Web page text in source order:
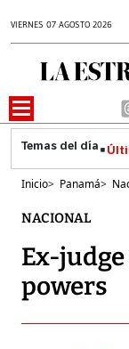
VIERNES 07 AGOSTO 2026
Inicio> Panamá>
NACIONAL
Ex-
powers